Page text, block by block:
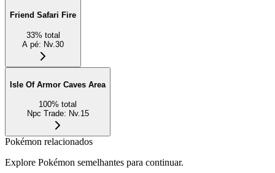
Friend Safari Fire
33% total
A pé: Nv.30
Isle Of Armor Caves Area
100% total
Npc Trade: Nv.15
Pokémon relacionados
Explore Pokémon semelhantes para continuar.